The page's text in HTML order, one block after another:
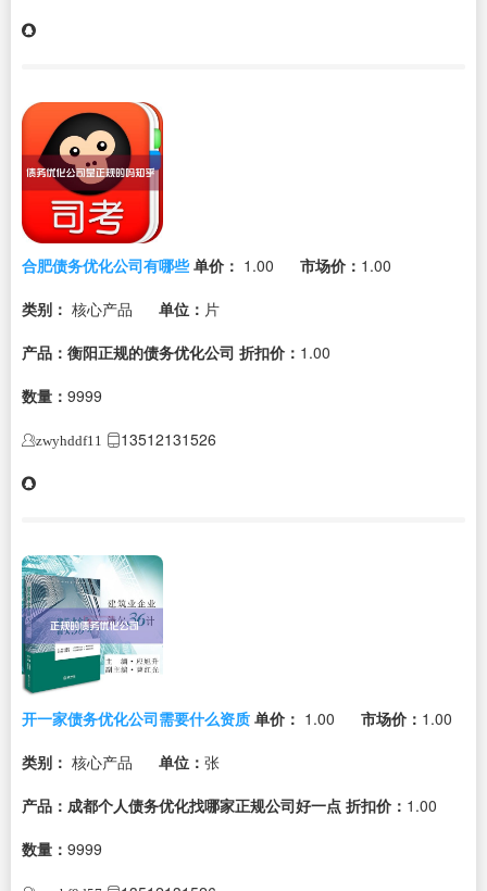
合肥债务优化公司有哪些 单价： 1.00 市场价： 1.00
类别： 核心产品 单位： 片
产品：衡阳正规的债务优化公司 折扣价： 1.00
数量： 9999
zwyhddf11 13512131526
开一家债务优化公司需要什么资质 单价： 1.00 市场价： 1.00
类别： 核心产品 单位： 张
产品：成都个人债务优化找哪家正规公司好一点 折扣价： 1.00
数量： 9999